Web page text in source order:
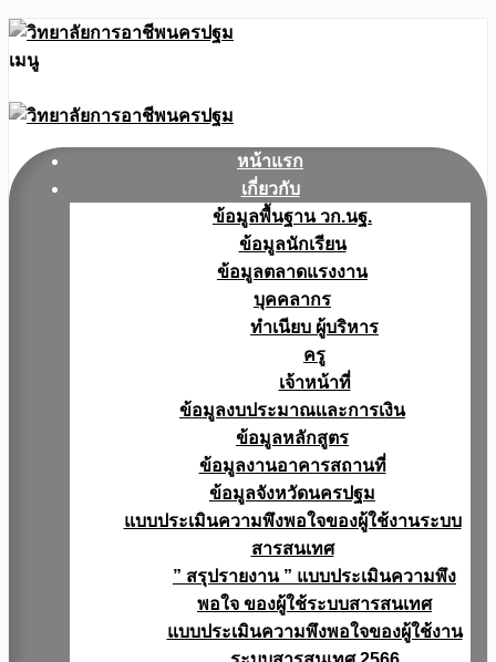
เมนู
หน้าแรก
เกี่ยวกับ
ข้อมูลพื้นฐาน วก.นฐ.
ข้อมูลนักเรียน
ข้อมูลตลาดแรงงาน
บุคคลากร
ทำเนียบ ผู้บริหาร
ครู
เจ้าหน้าที่
ข้อมูลงบประมาณเเละการเงิน
ข้อมูลหลักสูตร
ข้อมูลงานอาคารสถานที่
ข้อมูลจังหวัดนครปฐม
แบบประเมินความพึงพอใจของผู้ใช้งานระบบ
สารสนเทศ
” สรุปรายงาน ” แบบประเมินความพึง
พอใจ ของผู้ใช้ระบบสารสนเทศ
แบบประเมินความพึงพอใจของผู้ใช้งาน